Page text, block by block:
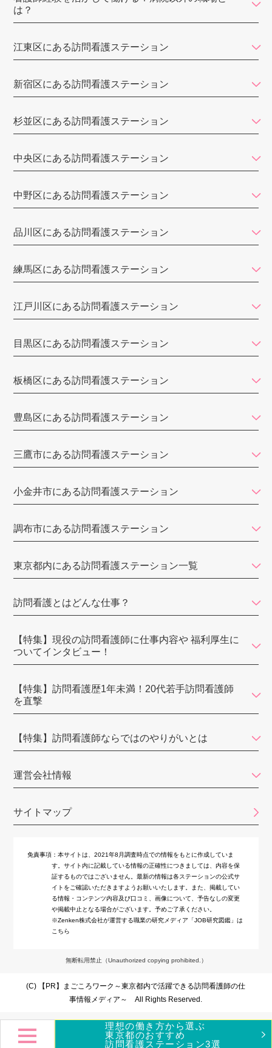
ウィル
あすなろ訪問看護ステーション 上石神井ステーション
東京ひかりナースステーション
三鷹ロイヤルの丘
セコム訪問看護ステーション
訪問看護ステーションリンク
ワンファミ訪問看護リハビリステーション
代々木訪問看護ステーション
訪問看護ステーション
バウム
さわやか訪問看護ステーション
フローカ訪問看護ステーション
えん訪問看護ステーション 東京池袋
麹町訪問看護ステーション
よぞら訪問看護ステーション
こころ訪問看護リハビリステーション板橋
小石川医師会訪問看護ステーション
砂町訪問看護ステーション
ナイスケア
てとめ訪問看護ステーション江戸川
えがおさんさん
訪問看護ステーション コルディアーレ新宿
神楽坂訪問看護ステーション
きらめき訪問看護ステーション
グッドライフケア
LCC訪問看護ステーション
賛育会訪問看護ステーション
ナースステーション東京
ワンダフルサポート訪問看護ステーション
理想の働き方から選ぶ
東京都のおすすめ
訪問看護ステーション3選
は？
江東区にある訪問看護ステーション
新宿区にある訪問看護ステーション
杉並区にある訪問看護ステーション
中央区にある訪問看護ステーション
中野区にある訪問看護ステーション
品川区にある訪問看護ステーション
練馬区にある訪問看護ステーション
江戸川区にある訪問看護ステーション
目黒区にある訪問看護ステーション
板橋区にある訪問看護ステーション
豊島区にある訪問看護ステーション
三鷹市にある訪問看護ステーション
小金井市にある訪問看護ステーション
調布市にある訪問看護ステーション
東京都内にある訪問看護ステーション一覧
訪問看護とはどんな仕事？
【特集】現役の訪問看護師に仕事内容や 福利厚生に
ついてインタビュー！
【特集】訪問看護歴1年未満！20代若手訪問看護師
を直撃
【特集】訪問看護師ならではのやりがいとは
運営会社情報
サイトマップ
免責事項： 本サイトは、2021年8月調査時点での情報をもとに作成していま
す。サイト内に記載している情報の正確性につきましては、内容を保
証するものではございません。最新の情報は各ステーションの公式サ
イトをご確認いただきますようお願いいたします。また、掲載してい
る情報・コンテンツ内容及び口コミ、画像について、予告なしの変更
や掲載中止となる場合がございます。予めご了承ください。
※Zenken株式会社が運営する職業の研究メディア「JOB研究図鑑」は
こちら
無断転用禁止（Unauthorized copying prohibited.）
(C)
まごころワーク～東京都内で活躍できる訪問看護師の仕
事情報メディア～
All Rights Reserved.